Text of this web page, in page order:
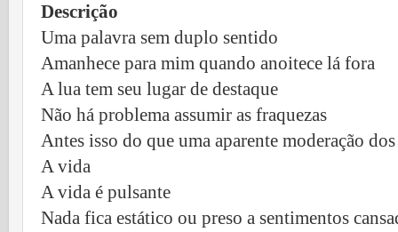
Descrição
Uma palavra sem duplo sentido
Amanhece para mim quando anoitece lá fora
A lua tem seu lugar de destaque
Não há problema assumir as fraquezas
Antes isso do que uma aparente moderação
A vida
A vida é pulsante
Nada fica estático ou preso a sentimentos